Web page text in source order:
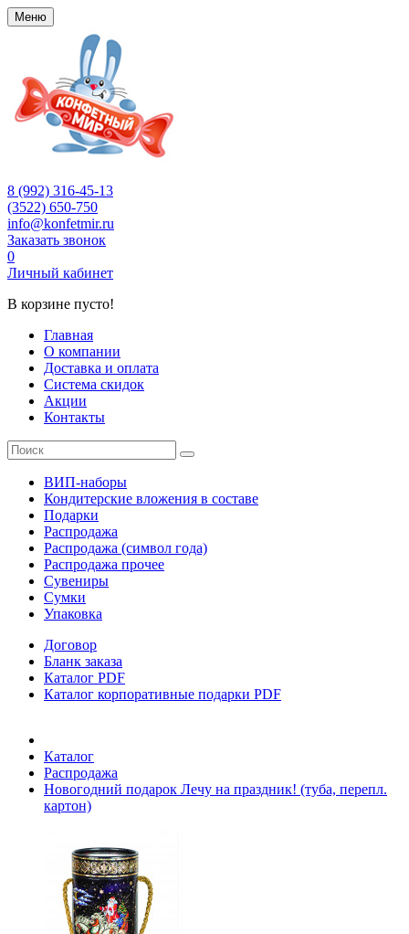
Меню
8 (992) 316-45-13
(3522) 650-750
info@konfetmir.ru
Заказать звонок
0
Личный кабинет
В корзине пусто!
Главная
О компании
Доставка и оплата
Система скидок
Акции
Контакты
ВИП-наборы
Кондитерские вложения в составе
Подарки
Распродажа
Распродажа (символ года)
Распродажа прочее
Сувениры
Сумки
Упаковка
Договор
Бланк заказа
Каталог PDF
Каталог корпоративные подарки PDF
Каталог
Распродажа
Новогодний подарок Лечу на праздник! (туба, перепл.
картон)